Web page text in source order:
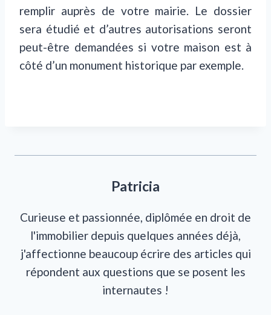
remplir auprès de votre mairie. Le dossier
sera étudié et d’autres autorisations seront
peut-être demandées si votre maison est à
côté d’un monument historique par exemple.
Patricia
Curieuse et passionnée, diplômée en droit de
l'immobilier depuis quelques années déjà,
j'affectionne beaucoup écrire des articles qui
répondent aux questions que se posent les
internautes !